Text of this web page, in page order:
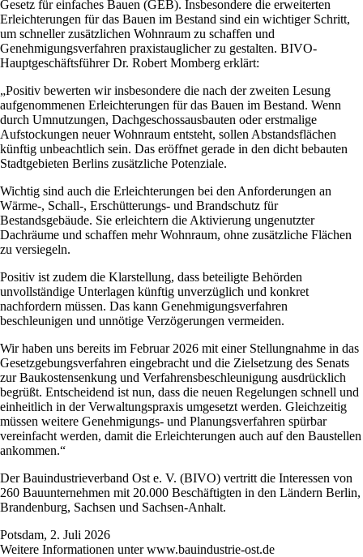
Gesetz für einfaches Bauen (GEB). Insbesondere die erweiterten
Erleichterungen für das Bauen im Bestand sind ein wichtiger Schritt,
um schneller zusätzlichen Wohnraum zu schaffen und
Genehmigungsverfahren praxistauglicher zu gestalten. BIVO-
Hauptgeschäftsführer Dr. Robert Momberg erklärt:
„Positiv bewerten wir insbesondere die nach der zweiten Lesung
aufgenommenen Erleichterungen für das Bauen im Bestand. Wenn
durch Umnutzungen, Dachgeschossausbauten oder erstmalige
Aufstockungen neuer Wohnraum entsteht, sollen Abstandsflächen
künftig unbeachtlich sein. Das eröffnet gerade in den dicht bebauten
Stadtgebieten Berlins zusätzliche Potenziale.
Wichtig sind auch die Erleichterungen bei den Anforderungen an
Wärme-, Schall-, Erschütterungs- und Brandschutz für
Bestandsgebäude. Sie erleichtern die Aktivierung ungenutzter
Dachräume und schaffen mehr Wohnraum, ohne zusätzliche Flächen
zu versiegeln.
Positiv ist zudem die Klarstellung, dass beteiligte Behörden
unvollständige Unterlagen künftig unverzüglich und konkret
nachfordern müssen. Das kann Genehmigungsverfahren
beschleunigen und unnötige Verzögerungen vermeiden.
Wir haben uns bereits im Februar 2026 mit einer Stellungnahme in das
Gesetzgebungsverfahren eingebracht und die Zielsetzung des Senats
zur Baukostensenkung und Verfahrensbeschleunigung ausdrücklich
begrüßt. Entscheidend ist nun, dass die neuen Regelungen schnell und
einheitlich in der Verwaltungspraxis umgesetzt werden. Gleichzeitig
müssen weitere Genehmigungs- und Planungsverfahren spürbar
vereinfacht werden, damit die Erleichterungen auch auf den Baustellen
ankommen.“
Der Bauindustrieverband Ost e. V. (BIVO) vertritt die Interessen von
260 Bauunternehmen mit 20.000 Beschäftigten in den Ländern Berlin,
Brandenburg, Sachsen und Sachsen-Anhalt.
Potsdam, 2. Juli 2026
Weitere Informationen unter www.bauindustrie-ost.de